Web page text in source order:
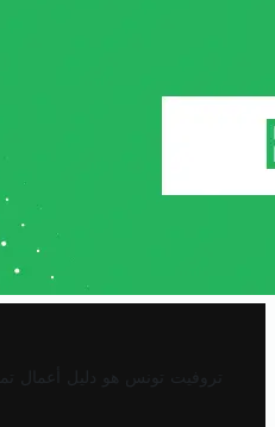
تروفيت تونس هو دليل أعمال